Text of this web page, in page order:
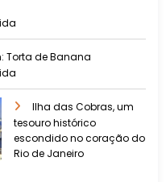
Torta de Banana
Ilha das Cobras, um
tesouro histórico
escondido no coração do
Rio de Janeiro